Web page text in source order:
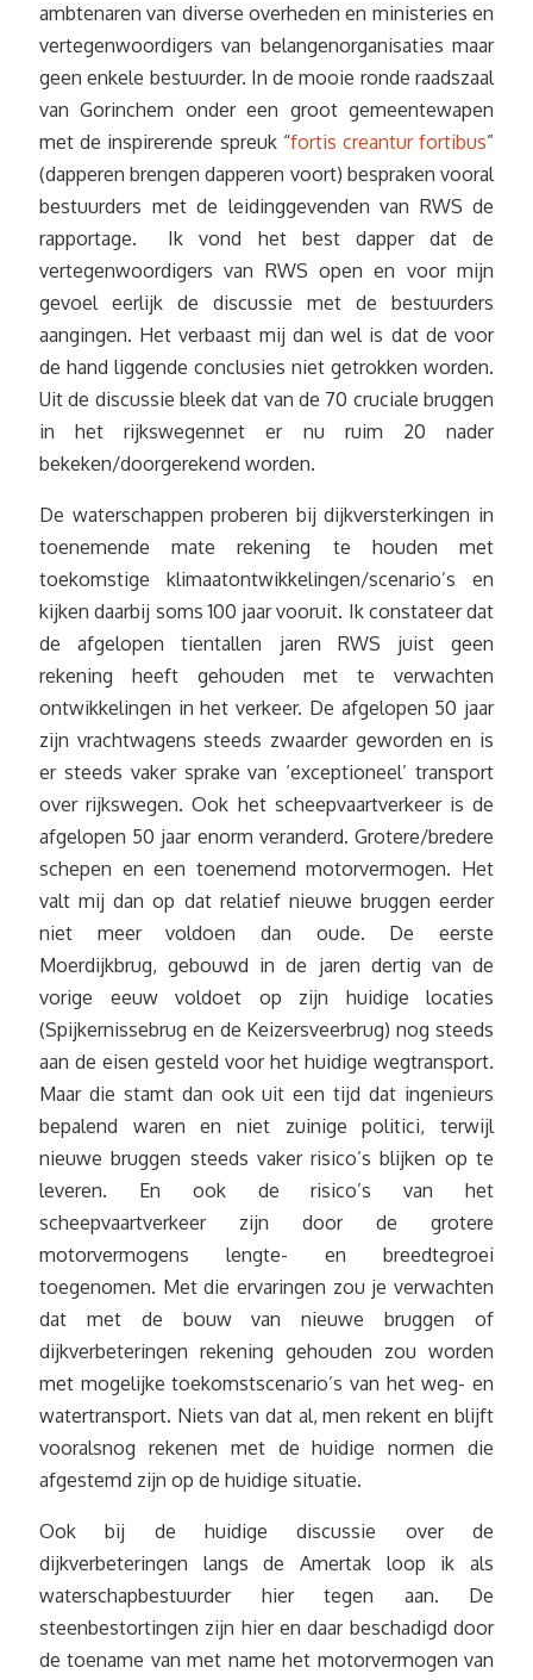
ambtenaren van diverse overheden en ministeries en
vertegenwoordigers van belangenorganisaties maar
geen enkele bestuurder. In de mooie ronde raadszaal
van Gorinchem onder een groot gemeentewapen
met de inspirerende spreuk “fortis creantur fortibus”
(dapperen brengen dapperen voort) bespraken vooral
bestuurders met de leidinggevenden van RWS de
rapportage. Ik vond het best dapper dat de
vertegenwoordigers van RWS open en voor mijn
gevoel eerlijk de discussie met de bestuurders
aangingen. Het verbaast mij dan wel is dat de voor
de hand liggende conclusies niet getrokken worden.
Uit de discussie bleek dat van de 70 cruciale bruggen
in het rijkswegennet er nu ruim 20 nader
bekeken/doorgerekend worden.
De waterschappen proberen bij dijkversterkingen in
toenemende mate rekening te houden met
toekomstige klimaatontwikkelingen/scenario’s en
kijken daarbij soms 100 jaar vooruit. Ik constateer dat
de afgelopen tientallen jaren RWS juist geen
rekening heeft gehouden met te verwachten
ontwikkelingen in het verkeer. De afgelopen 50 jaar
zijn vrachtwagens steeds zwaarder geworden en is
er steeds vaker sprake van ‘exceptioneel’ transport
over rijkswegen. Ook het scheepvaartverkeer is de
afgelopen 50 jaar enorm veranderd. Grotere/bredere
schepen en een toenemend motorvermogen. Het
valt mij dan op dat relatief nieuwe bruggen eerder
niet meer voldoen dan oude. De eerste
Moerdijkbrug, gebouwd in de jaren dertig van de
vorige eeuw voldoet op zijn huidige locaties
(Spijkernissebrug en de Keizersveerbrug) nog steeds
aan de eisen gesteld voor het huidige wegtransport.
Maar die stamt dan ook uit een tijd dat ingenieurs
bepalend waren en niet zuinige politici, terwijl
nieuwe bruggen steeds vaker risico’s blijken op te
leveren. En ook de risico’s van het
scheepvaartverkeer zijn door de grotere
motorvermogens lengte- en breedtegroei
toegenomen. Met die ervaringen zou je verwachten
dat met de bouw van nieuwe bruggen of
dijkverbeteringen rekening gehouden zou worden
met mogelijke toekomstscenario’s van het weg- en
watertransport. Niets van dat al, men rekent en blijft
vooralsnog rekenen met de huidige normen die
afgestemd zijn op de huidige situatie.
Ook bij de huidige discussie over de
dijkverbeteringen langs de Amertak loop ik als
waterschapbestuurder hier tegen aan. De
steenbestortingen zijn hier en daar beschadigd door
de toename van met name het motorvermogen van